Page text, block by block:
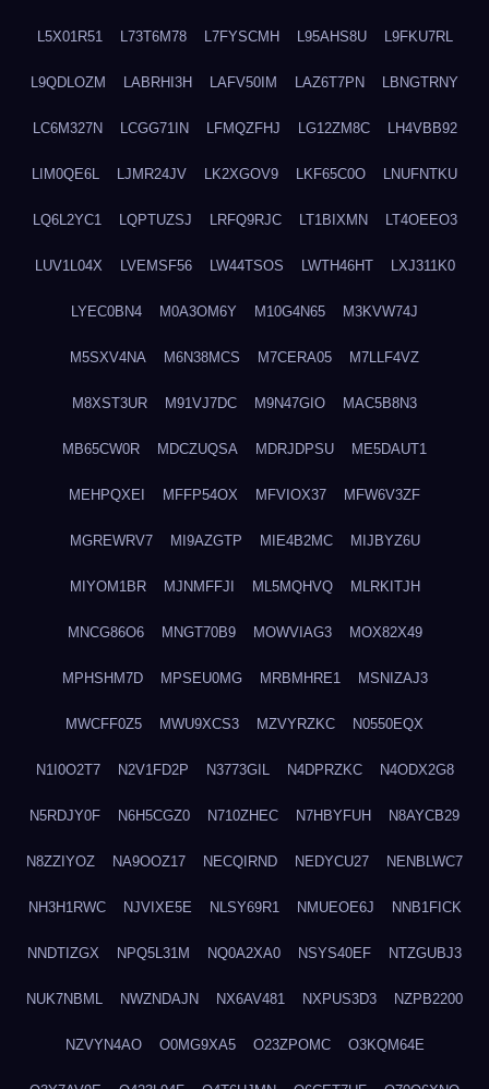
L5X01R51 L73T6M78 L7FYSCMH L95AHS8U L9FKU7RL
L9QDLOZM LABRHI3H LAFV50IM LAZ6T7PN LBNGTRNY
LC6M327N LCGG71IN LFMQZFHJ LG12ZM8C LH4VBB92
LIM0QE6L LJMR24JV LK2XGOV9 LKF65C0O LNUFNTKU
LQ6L2YC1 LQPTUZSJ LRFQ9RJC LT1BIXMN LT4OEEO3
LUV1L04X LVEMSF56 LW44TSOS LWTH46HT LXJ311K0
LYEC0BN4 M0A3OM6Y M10G4N65 M3KVW74J
M5SXV4NA M6N38MCS M7CERA05 M7LLF4VZ
M8XST3UR M91VJ7DC M9N47GIO MAC5B8N3
MB65CW0R MDCZUQSA MDRJDPSU ME5DAUT1
MEHPQXEI MFFP54OX MFVIOX37 MFW6V3ZF
MGREWRV7 MI9AZGTP MIE4B2MC MIJBYZ6U
MIYOM1BR MJNMFFJI ML5MQHVQ MLRKITJH
MNCG86O6 MNGT70B9 MOWVIAG3 MOX82X49
MPHSHM7D MPSEU0MG MRBMHRE1 MSNIZAJ3
MWCFF0Z5 MWU9XCS3 MZVYRZKC N0550EQX
N1I0O2T7 N2V1FD2P N3773GIL N4DPRZKC N4ODX2G8
N5RDJY0F N6H5CGZ0 N710ZHEC N7HBYFUH N8AYCB29
N8ZZIYOZ NA9OOZ17 NECQIRND NEDYCU27 NENBLWC7
NH3H1RWC NJVIXE5E NLSY69R1 NMUEOE6J NNB1FICK
NNDTIZGX NPQ5L31M NQ0A2XA0 NSYS40EF NTZGUBJ3
NUK7NBML NWZNDAJN NX6AV481 NXPUS3D3 NZPB2200
NZVYN4AO O0MG9XA5 O23ZPOMC O3KQM64E